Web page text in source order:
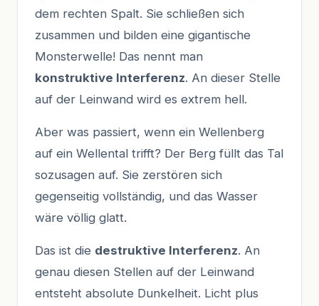
dem rechten Spalt. Sie schließen sich
zusammen und bilden eine gigantische
Monsterwelle! Das nennt man
konstruktive Interferenz. An dieser Stelle
auf der Leinwand wird es extrem hell.
Aber was passiert, wenn ein Wellenberg
auf ein Wellental trifft? Der Berg füllt das Tal
sozusagen auf. Sie zerstören sich
gegenseitig vollständig, und das Wasser
wäre völlig glatt.
Das ist die destruktive Interferenz. An
genau diesen Stellen auf der Leinwand
entsteht absolute Dunkelheit. Licht plus